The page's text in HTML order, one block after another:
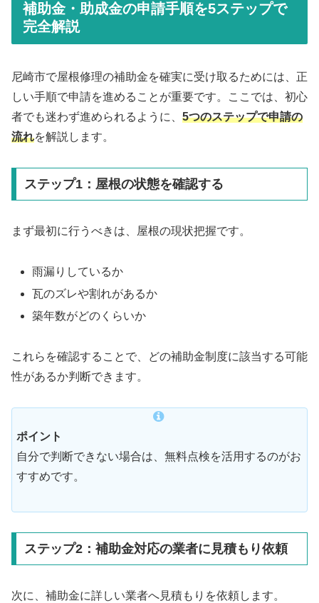
補助金・助成金の申請手順を5ステップで
完全解説
尼崎市で屋根修理の補助金を確実に受け取るためには、正
しい手順で申請を進めることが重要です。ここでは、初心
者でも迷わず進められるように、 5つのステップで申請の
流れを解説します。
ステップ1：屋根の状態を確認する
まず最初に行うべきは、屋根の現状把握です。
雨漏りしているか
瓦のズレや割れがあるか
築年数がどのくらいか
これらを確認することで、どの補助金制度に該当する可能
性があるか判断できます。
ポイント
自分で判断できない場合は、無料点検を活用するのがお
すすめです。
ステップ2：補助金対応の業者に見積もり依頼
次に、補助金に詳しい業者へ見積もりを依頼します。